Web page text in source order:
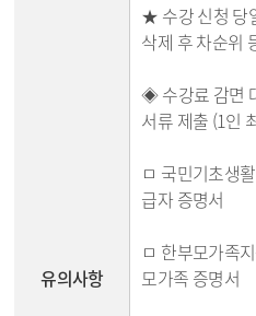
유의사항
★ 수강 신청 당
삭제 후 차순위
◈ 수강료 감면
서류 제출 (1인
ㅁ 국민기초생
급자 증명서
ㅁ 한부모가족
모가족 증명서